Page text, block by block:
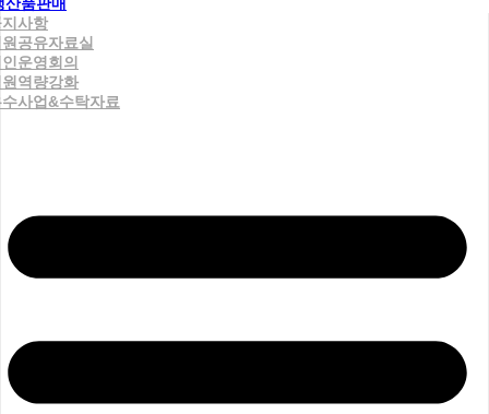
사항
공유자료실
운영회의
역량강화
사업&수탁자료